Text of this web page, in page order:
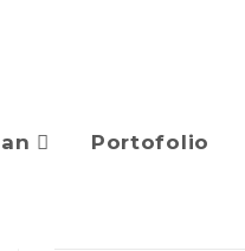
Portofolio